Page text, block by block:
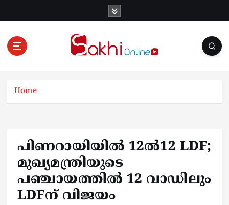
Online News Portal
Home
പിണറായിയിൽ 12ൽ12 LDF;
മുഖ്യമന്ത്രിയുടെ
പഞ്ചായത്തിൽ 12 വാഡിലും
LDFന് വിജയം